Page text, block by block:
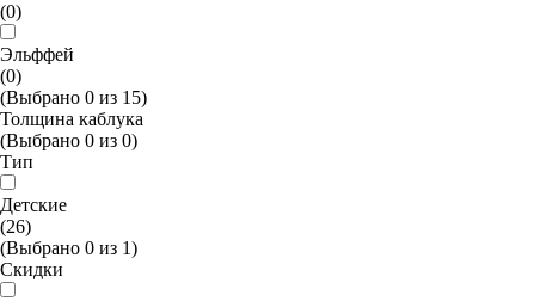
(0)
Эльффей
(0)
(Выбрано 0 из 15)
Толщина каблука
(Выбрано 0 из 0)
Тип
Детские
(26)
(Выбрано 0 из 1)
Скидки